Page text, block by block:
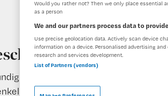
specialist VIP-Team bij GGZ
vergelijkbare vacatures die voor
Would you rather not? Then we only place essential
as a person
We and our partners process data to
Use precise geolocation data. Actively scan device
information on a device. Personalised advertising
research and services development.
List of Partners (vendors)